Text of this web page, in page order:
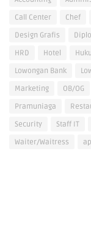
Call Center
Chef
Design Grafis
HRD
Hotel
Lowongan Bank
Marketing
OB/OG
Pramuniaga
Security
Staff IT
Waiter/Waitress